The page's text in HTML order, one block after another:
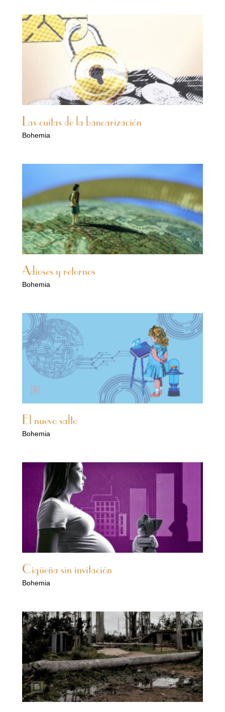
Las cuitas de la bancarización
Bohemia
Adioses y retornos
Bohemia
El nuevo salto
Bohemia
Cigüeña sin invitación
Bohemia